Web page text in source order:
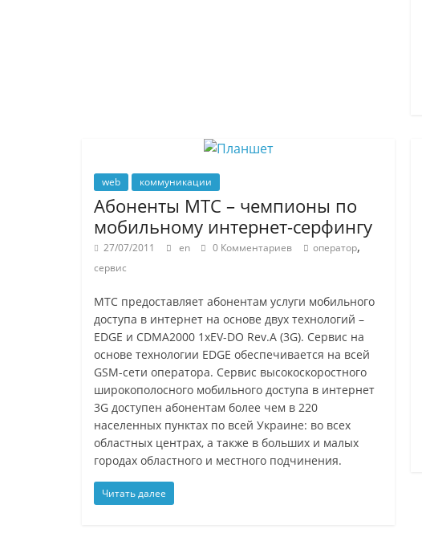
web коммуникации
Абоненты МТС – чемпионы по
мобильному интернет-серфингу
27/07/2011 en 0 Комментариев оператор,
сервис
МТС предоставляет абонентам услуги мобильного
доступа в интернет на основе двух технологий –
EDGE и CDMA2000 1xEV-DO Rev.A (3G). Сервис на
основе технологии EDGE обеспечивается на всей
GSM-сети оператора. Сервис высокоскоростного
широкополосного мобильного доступа в интернет
3G доступен абонентам более чем в 220
населенных пунктах по всей Украине: во всех
областных центрах, а также в больших и малых
городах областного и местного подчинения.
Читать далее